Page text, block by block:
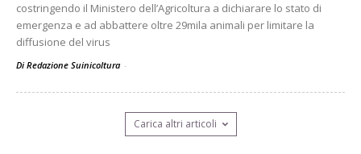
costringendo il Ministero dell’Agricoltura a dichiarare lo stato di
emergenza e ad abbattere oltre 29mila animali per limitare la
diffusione del virus
Di Redazione Suinicoltura -
Carica altri articoli